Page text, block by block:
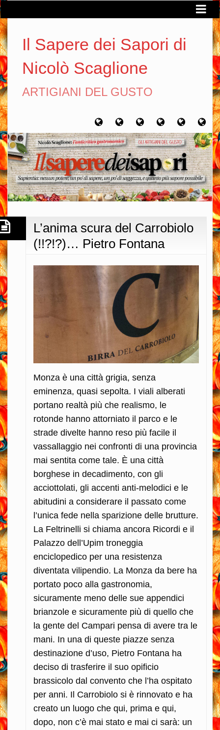
Il Sapere dei Sapori di
Nicolò Scaglione
ARTIGIANI DEL GUSTO
Home Chi
sono
Artigiani
del
gusto
Viaggi
del
gusto
Filosofia
del
gusto
L’anima scura del Carrobiolo
(!!?!?)… Pietro Fontana
Monza è una città grigia, senza
eminenza, quasi sepolta. I viali alberati
portano realtà più che realismo, le
rotonde hanno attorniato il parco e le
strade divelte hanno reso più facile il
vassallaggio nei confronti di una provincia
mai sentita come tale. È una città
borghese in decadimento, con gli
acciottolati, gli accenti anti-melodici e le
abitudini a considerare il passato come
l’unica fede nella sparizione delle brutture.
La Feltrinelli si chiama ancora Ricordi e il
Palazzo dell’Upim troneggia
enciclopedico per una resistenza
diventata vilipendio. La Monza da bere ha
portato poco alla gastronomia,
sicuramente meno delle sue appendici
brianzole e sicuramente più di quello che
la gente del Campari pensa di avere tra le
mani. In una di queste piazze senza
destinazione d’uso, Pietro Fontana ha
deciso di trasferire il suo opificio
brassicolo dal convento che l’ha ospitato
per anni. Il Carrobiolo si è rinnovato e ha
creato un luogo che qui, prima e qui,
dopo, non c’è mai stato e mai ci sarà: un